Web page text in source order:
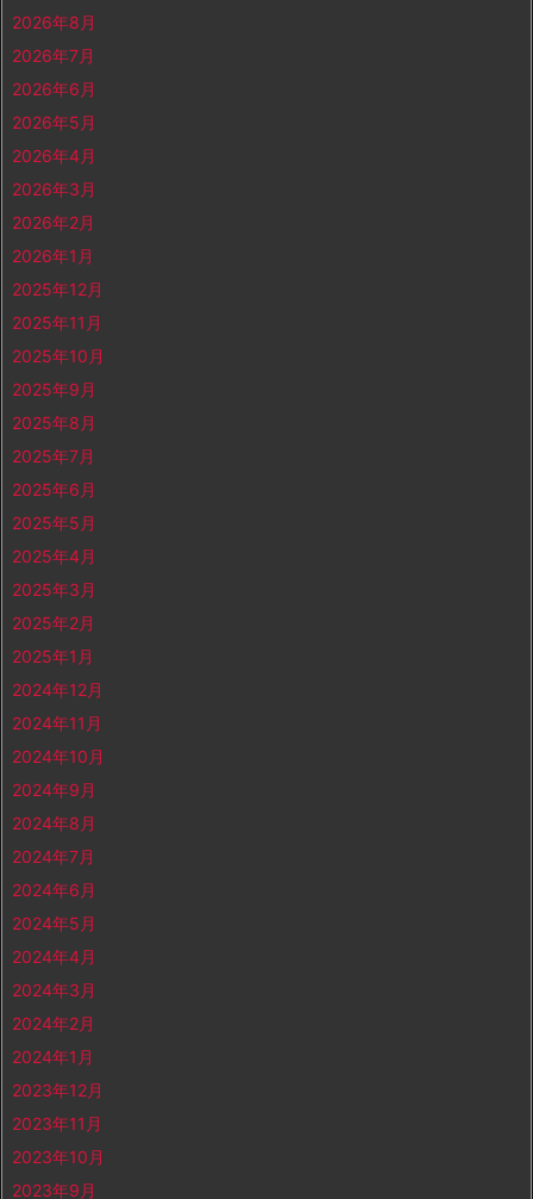
2026年8月
2026年7月
2026年6月
2026年5月
2026年4月
2026年3月
2026年2月
2026年1月
2025年12月
2025年11月
2025年10月
2025年9月
2025年8月
2025年7月
2025年6月
2025年5月
2025年4月
2025年3月
2025年2月
2025年1月
2024年12月
2024年11月
2024年10月
2024年9月
2024年8月
2024年7月
2024年6月
2024年5月
2024年4月
2024年3月
2024年2月
2024年1月
2023年12月
2023年11月
2023年10月
2023年9月